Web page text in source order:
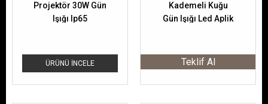
ÜRÜNÜ İNCELE
Projektör 30W Gün
Işığı Ip65
Kademeli Kuğu
Gün Işığı Led Aplik
Teklif Al